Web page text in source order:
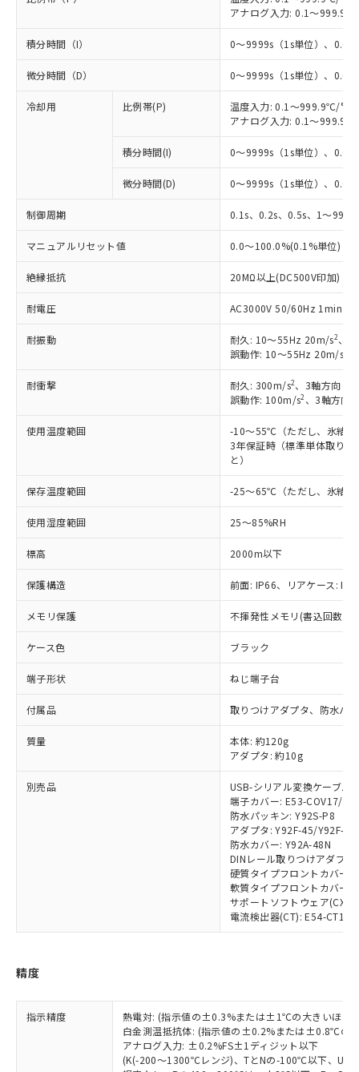
アナログ入力: 0.1～
積分時間（I） 0～9999s（1s単位）、0.0
微分時間（D） 0～9999s（1s単位）、0.0
冷却用 比例帯(P)
温度入力: 0.1～999.9℃/°F
アナログ入力: 0.1～
積分時間(I) 0～9999s（1s単位）、0.0
微分時間(D) 0～9999s（1s単位）、0.0
制御周期 0.1s、0.2s、0.5s、1～99s
マニュアルリセット値 0.0～100.0%(0.1%単位)
絶縁抵抗 20MΩ以上(DC500V印加)
耐電圧 AC3000V 50/60Hz 1min (
耐振動 耐久: 10～55Hz 20m/s2、3
誤動作: 10～55Hz 20m/s
耐衝撃 耐久: 300m/s2、3軸方向 各
誤動作: 100m/s2 、3軸方向
使用温度範囲
-10～55℃（ただし、氷結、
3年保証時（標準単体取り
と）
保存温度範囲 -25～65℃（ただし、氷結、
使用湿度範囲 25～85%RH
標高 2000m以下
保護構造 前面: IP66、リアケース:
メモリ保護 不揮発性メモリ(書込回数:
ケース色 ブラック
端子形状 ねじ端子台
付属品 取りつけアダプタ、防水パ
質量
本体: 約120g
アダプタ: 約10g
別売品
USB-シリアル変換ケーブル:
端子カバー: E53-COV17/
防水パッキン: Y92S-P8
アダプタ: Y92F-45/Y92F-49
防水カバー: Y92A-48N
DINレール取りつけアダプタ
硬質タイプフロントカバー:
軟質タイプフロントカバー:
サポートソフトウェア(CX-
電流検出器(CT): E54-CT1/
精度
指示精度
熱電対: (指示値の±0.3%または±1℃の大きいほう
白金測温抵抗体: (指示値の±0.2%または±0.8℃の
アナログ入力: ±0.2%FS±1ディジット以下
(K(-200～1300℃レンジ)、TとNの-100℃以下、U
以下の条件をお読みいただき、同意のうえ
本サービスは、当社制御機器事業取扱
商品の当社在庫状況および標準価格
(税抜)を提供させていただくもので
記載している更新日時点での社内デー
タに基づき作成されるものであり、閲
覧された時点での実際の在庫および標
準価格とは異なる場合があることをご
※1 対応状況
対応済み：EU RoHS指令（10物質）の
非含有に対応した製品が提供可能な商品で
対応予定：EU RoHS指令（10物質）の非含
有に対応した製品に切り替える予定のある
対応予定なし：EU RoHS指令（10物質）の
非含有に非対応の商品で、対応品を出す予
調査・確認中：EU RoHS指令（10物質）の
非含有の対応状況を調査中または確認中の
非該当品：ライセンス料など無形物で、有
害物質有無と関係のない商品です。
*EU RoHS指令（10物質）：
鉛(Pb) 1000ppm以下、 水銀(Hg) 1000ppm以下、 カド
ミウム(Cd) 100ppm以下、
六価クロム(Cr(Ⅵ)) 1000ppm以下、ポリ臭化ビフェニル
類(PBB) 1000ppm以下、ポリ臭化ジフェニルエーテル類
「○」：最大均質材料含有率が中国RoHSの
基準値以下であることを示します。
い合わせください。
*中国RoHS10物質の基準値 (GB/T26572)：
Pb(鉛) :1000ppm、 Hg(水銀) : 1000ppm、 Cd(カドミウ
ム) : 100ppm、
（以下｢規制貨物等」という）を輸出
または国外への提供する場合は、日本
国政府の輸出許可(または役務取引許
可)を取得するなどの必要な手続きを
説明